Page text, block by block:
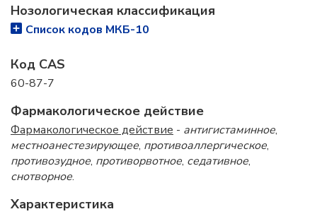
Нозологическая классификация
Список кодов МКБ-10
Код CAS
60-87-7
Фармакологическое действие
Фармакологическое действие - антигистаминное,
местноанестезирующее, противоаллергическое,
противозудное, противорвотное, седативное,
снотворное.
Характеристика